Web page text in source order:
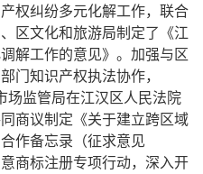
权纠纷多元化解工作，联合
区文化和旅游局制定了《江
解工作的意见》。加强与区
门知识产权执法协作，
监管局在江汉区人民法院
商议制定《关于建立跨区域
作备忘录（征求意见
商标注册专项行动，深入开